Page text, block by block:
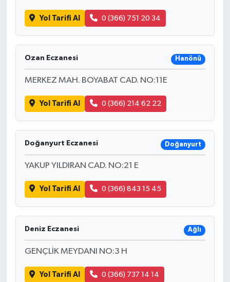
Yol Tarifi Al 0 (366) 751 20 34
Ozan Eczanesi Hanönü
MERKEZ MAH. BOYABAT CAD. NO:11E
Yol Tarifi Al 0 (366) 214 62 22
Doğanyurt Eczanesi Doğanyurt
YAKUP YILDIRAN CAD. NO:21 E
Yol Tarifi Al 0 (366) 843 15 45
Deniz Eczanesi Ağlı
GENÇLİK MEYDANI NO:3 H
Yol Tarifi Al 0 (366) 737 14 14